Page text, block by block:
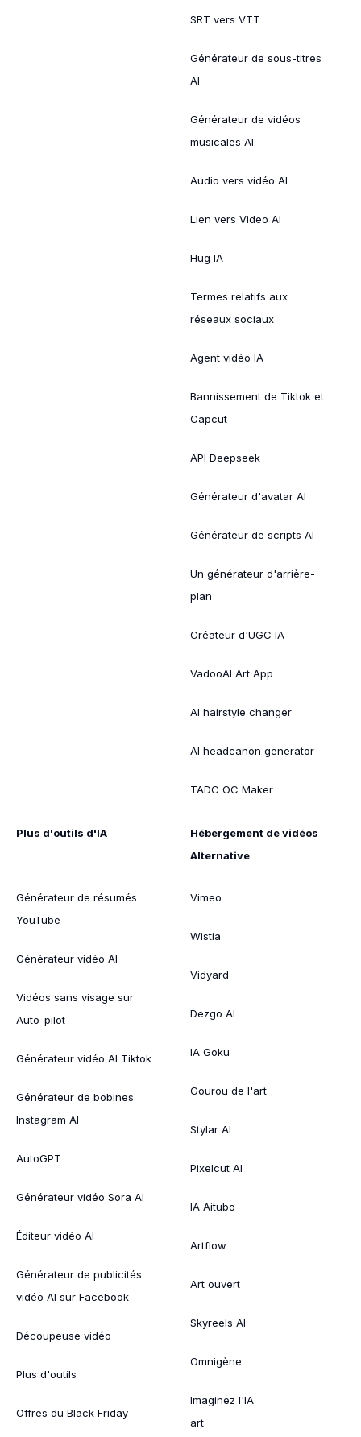
SRT vers VTT
Générateur de sous-titres
AI
Générateur de vidéos
musicales AI
Audio vers vidéo AI
Lien vers Video AI
Hug IA
Termes relatifs aux
réseaux sociaux
Agent vidéo IA
Bannissement de Tiktok et
Capcut
API Deepseek
Générateur d'avatar AI
Générateur de scripts AI
Un générateur d'arrière-
plan
Créateur d'UGC IA
VadooAI Art App
AI hairstyle changer
AI headcanon generator
TADC OC Maker
Plus d'outils d'IA
Générateur de résumés
YouTube
Générateur vidéo AI
Vidéos sans visage sur
Auto-pilot
Générateur vidéo AI Tiktok
Générateur de bobines
Instagram AI
AutoGPT
Générateur vidéo Sora AI
Éditeur vidéo AI
Générateur de publicités
vidéo AI sur Facebook
Découpeuse vidéo
Plus d'outils
Offres du Black Friday
Hébergement de vidéos
Alternative
Vimeo
Wistia
Vidyard
Dezgo AI
IA Goku
Gourou de l'art
Stylar AI
Pixelcut AI
IA Aitubo
Artflow
Art ouvert
Skyreels AI
Omnigène
Imaginez l'IA
art